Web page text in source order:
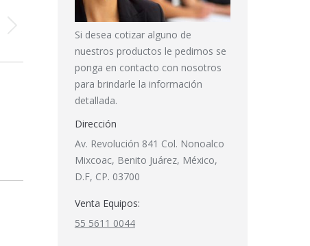
Si desea cotizar alguno de
nuestros productos le pedimos se
ponga en contacto con nosotros
para brindarle la información
detallada.
Dirección
Av. Revolución 841 Col. Nonoalco
Mixcoac, Benito Juárez, México,
D.F, CP. 03700
Venta Equipos:
55 5611 0044